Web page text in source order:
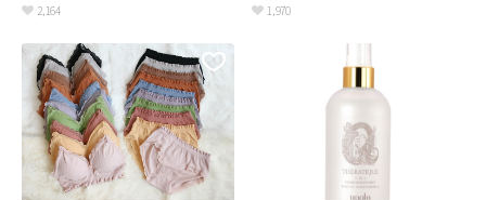
2,164 1,970